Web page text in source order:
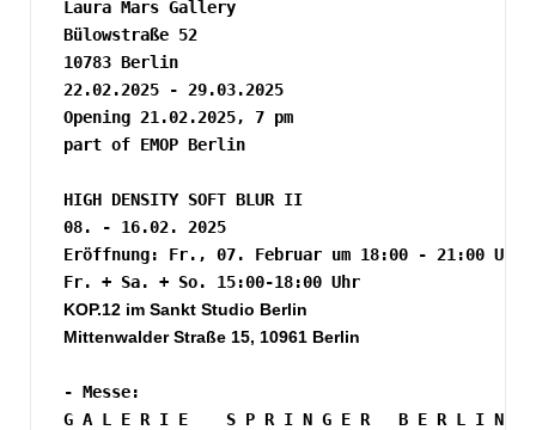
Laura Mars Gallery
Bülowstraße 52
10783 Berlin
22.02.2025 - 29.03.2025
Opening 21.02.2025, 7 pm
part of EMOP Berlin
HIGH DENSITY SOFT BLUR II
08. - 16.02. 2025
Eröffnung: Fr., 07. Februar um 18:00 - 21:00 Uhr
Fr. + Sa. + So. 15:00-18:00 Uhr
KOP.12 im Sankt Studio Berlin
Mittenwalder Straße 15, 10961 Berlin
- Messe:
G A L E R I E    S P R I N G E R   B E R L I N